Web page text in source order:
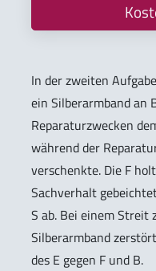
In der zweiten
ein Silberarmband an
Reparaturzwecken
während der
verschenkte. Die F
Sachverhalt
S ab. Bei einem Streit
Silberarmband
des E gegen F und B.